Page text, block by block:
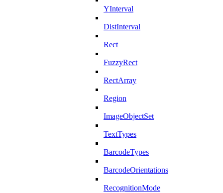
YInterval
DistInterval
Rect
FuzzyRect
RectArray
Region
ImageObjectSet
TextTypes
BarcodeTypes
BarcodeOrientations
RecognitionMode